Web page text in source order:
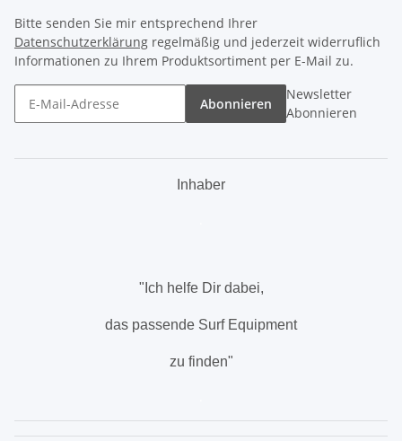
Bitte senden Sie mir entsprechend Ihrer
Datenschutzerklärung regelmäßig und jederzeit widerruflich
Informationen zu Ihrem Produktsortiment per E-Mail zu.
Abonnieren
Newsletter
Abonnieren
Inhaber
"Ich helfe Dir dabei,
das passende Surf Equipment
zu finden"